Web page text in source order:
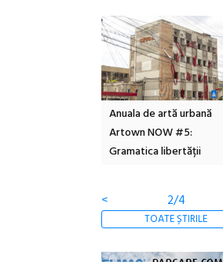
Anuala de artă urbană
Artown NOW #5:
Gramatica libertății
< 2/4
TOATE ȘTIRILE